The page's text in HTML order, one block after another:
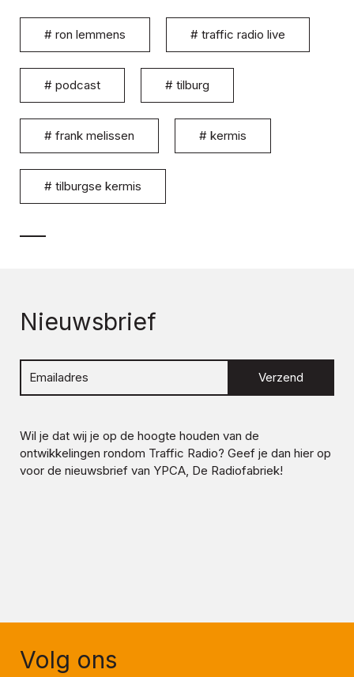
# ron lemmens # traffic radio live
# podcast # tilburg
# frank melissen # kermis
# tilburgse kermis
Nieuwsbrief
Verzend
Wil je dat wij je op de hoogte houden van de
ontwikkelingen rondom Traffic Radio? Geef je dan hier op
voor de nieuwsbrief van YPCA, De Radiofabriek!
Volg ons